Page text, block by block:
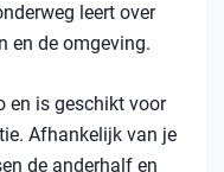
leert over
en de omgeving.
en is geschikt voor
Afhankelijk van je
de anderhalf en